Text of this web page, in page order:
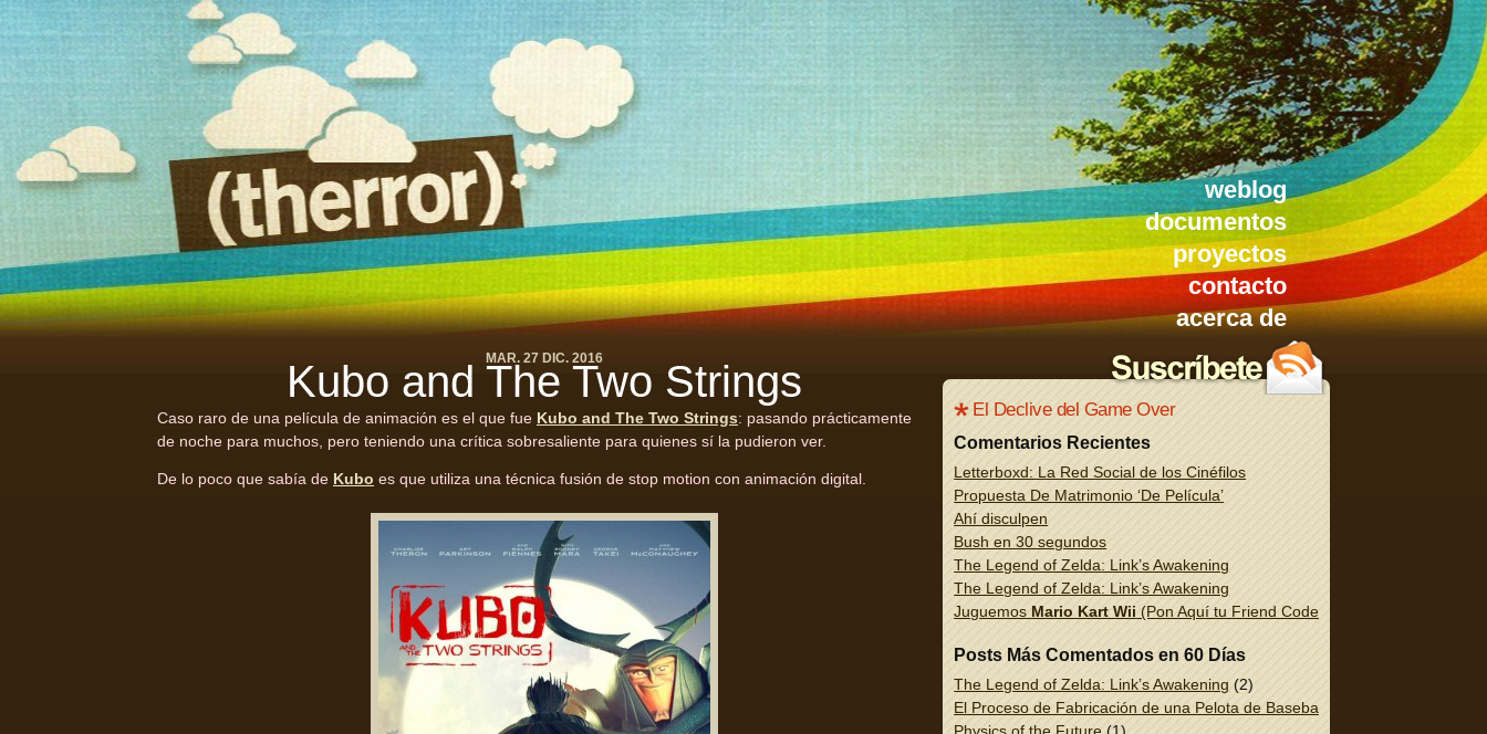
weblog
documentos
proyectos
contacto
acerca de
MAR. 27 DIC. 2016
Kubo and The Two Strings
Caso raro de una película de animación es el que fue Kubo and The Two Strings: pasando prácticamente
de noche para muchos, pero teniendo una crítica sobresaliente para quienes sí la pudieron ver.
De lo poco que sabía de Kubo es que utiliza una técnica fusión de stop motion con animación digital.
El Declive del Game Over
Comentarios Recientes
Letterboxd: La Red Social de los Cinéfilos
Propuesta De Matrimonio ‘De Película’
Ahí disculpen
Bush en 30 segundos
The Legend of Zelda: Link’s Awakening
The Legend of Zelda: Link’s Awakening
Juguemos Mario Kart Wii (Pon Aquí tu Friend Code!)
Posts Más Comentados en 60 Días
The Legend of Zelda: Link’s Awakening (2)
El Proceso de Fabricación de una Pelota de Baseball